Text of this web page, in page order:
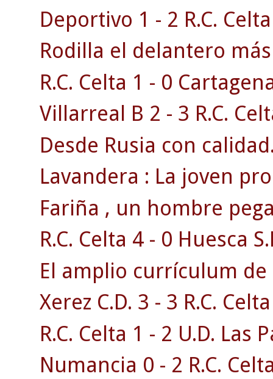
Deportivo 1 - 2 R.C. Celta
Rodilla el delantero
R.C. Celta 1 - 0
Villarreal B 2 - 3 R.C.
Desde Rusia con
Lavandera : La joven
Fariña , un hombre
R.C. Celta 4 - 0 Huesca
El amplio currículum de
Xerez C.D. 3 - 3 R.C.
R.C. Celta 1 - 2 U.D. Las
Numancia 0 - 2 R.C.